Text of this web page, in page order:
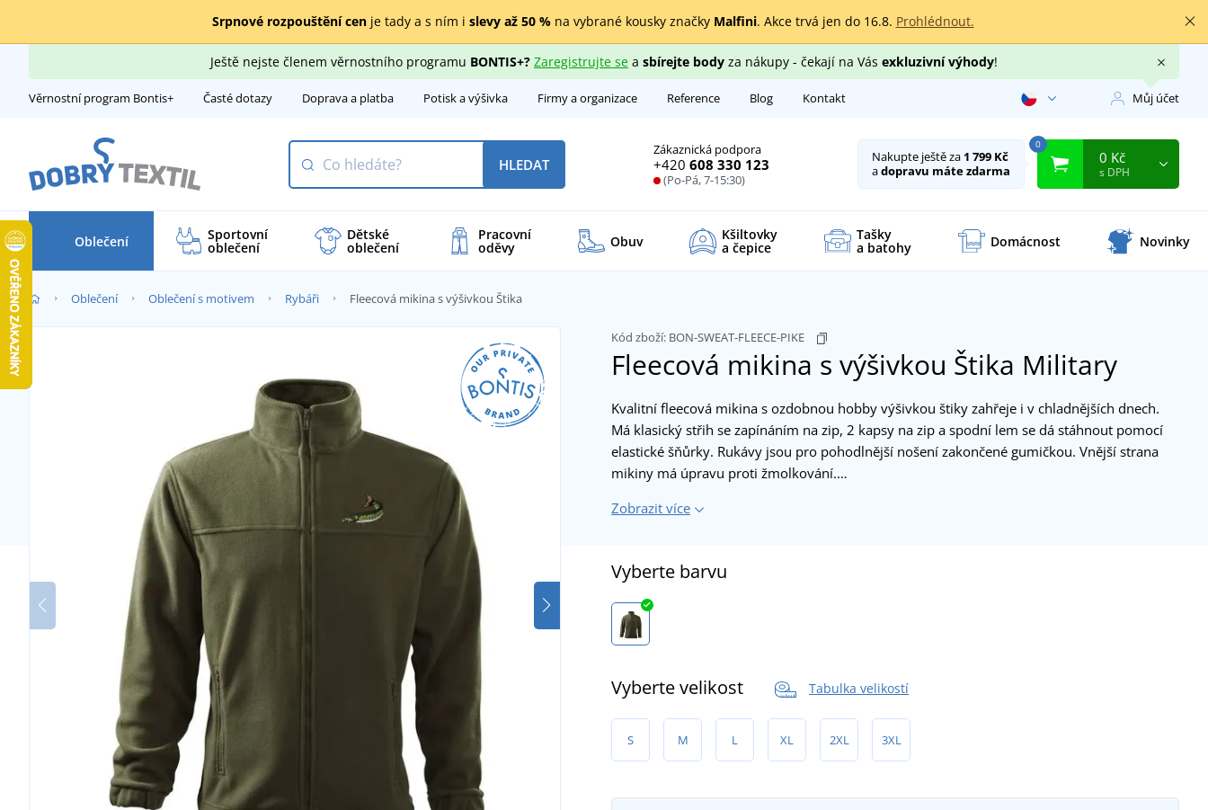
Srpnové rozpouštění cenje tady a s ním i slevy až 50 %na vybrané kousky značky Malfini. Akce trvá jen do 16.8. Prohlédnout.
Ještě nejste členem věrnostního programu BONTIS+? Zaregistrujte sea sbírejte bodyza nákupy - čekají na Vás exkluzivní výhody!
Věrnostní program Bontis+ Časté dotazy Doprava a platba Potisk a výšivka Firmy a organizace Reference Blog Kontakt Můj účet
Zákaznická podpora
+420 608 330 123
(Po-Pá, 7-15:30)
HLEDAT Nakupte ještě za 1 799 Kč
adopravu máte zdarma
0
0 Kč
s DPH
Oblečení Sportovní
oblečení
Dětské
oblečení
Pracovní
oděvy Obuv Kšiltovky
a čepice
Tašky
a batohy Domácnost Novinky
Oblečení Oblečení s motivem Rybáři Fleecová mikina s výšivkou Štika
Kód zboží: BON-SWEAT-FLEECE-PIKE
Fleecová mikina s výšivkou Štika Military
Kvalitní fleecová mikina s ozdobnou hobby výšivkou štiky zahřeje i v chladnějších dnech.
Má klasický střih se zapínáním na zip, 2 kapsy na zip a spodní lem se dá stáhnout pomocí
elastické šňůrky. Rukávy jsou pro pohodlnější nošení zakončené gumičkou. Vnější strana
mikiny má úpravu proti žmolkování.…
Zobrazit více
Vyberte barvu
Vyberte velikost Tabulka velikostí
S M L XL 2XL 3XL